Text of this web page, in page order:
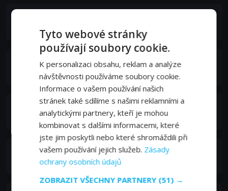
Van Cleef
Romano Orzari
Manuel Tadros
Maître de cérémonie
Michel Perron
Carboni
Tyto webové stránky
používají soubory cookie.
K personalizaci obsahu, reklam a analýze
návštěvnosti používáme soubory cookie.
Informace o vašem používání našich
stránek také sdílíme s našimi reklamními a
analytickými partnery, kteří je mohou
kombinovat s dalšími informacemi, které
jste jim poskytli nebo které shromáždili při
vašem používání jejich služeb. Zásady
ochrany osobních údajů
ZOBRAZIT VŠECHNY PARTNERY (51) →